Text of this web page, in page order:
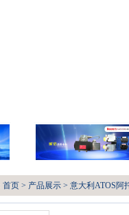
首页 > 产品展示 > 意大利ATOS阿